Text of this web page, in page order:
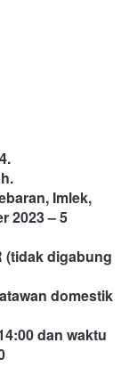
Imlek,
2023 – 5
(tidak digabung
domestik
dan waktu